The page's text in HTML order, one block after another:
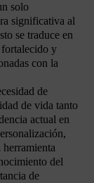
solo
significativa al
se traduce en
fortalecido y
con la
de
de vida tanto
actual en
del
de